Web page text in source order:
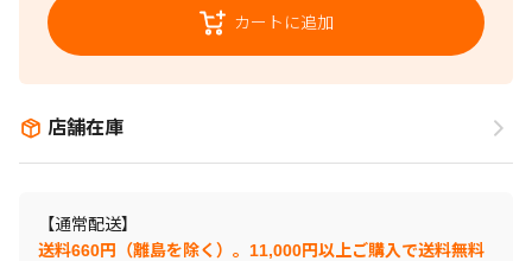
カートに追加
店舗在庫
【通常配送】
送料660円（離島を除く）。11,000円以上ご購入で送料無料